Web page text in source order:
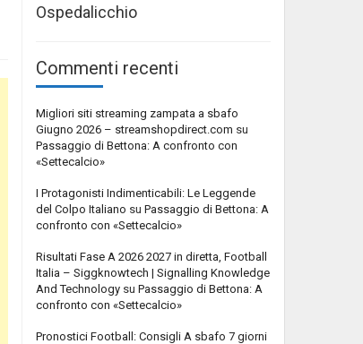
Ospedalicchio
Commenti recenti
Migliori siti streaming zampata a sbafo
Giugno 2026 – streamshopdirect.com su
Passaggio di Bettona: A confronto con
«Settecalcio»
I Protagonisti Indimenticabili: Le Leggende
del Colpo Italiano su Passaggio di Bettona: A
confronto con «Settecalcio»
Risultati Fase A 2026 2027 in diretta, Football
Italia – Siggknowtech | Signalling Knowledge
And Technology su Passaggio di Bettona: A
confronto con «Settecalcio»
Pronostici Football: Consigli A sbafo 7 giorni